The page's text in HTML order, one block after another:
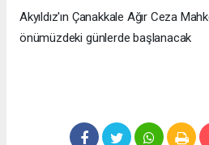
Akyıldız'ın Çanakkale Ağır Ceza
önümüzdeki günlerde başlanacak